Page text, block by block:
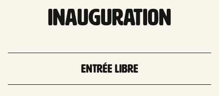
INAUGURATION
Entrée libre